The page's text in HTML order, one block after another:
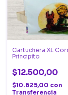
Cartuchera XL
Principito
$12.500,00
$10.625,00 con
Transferencia